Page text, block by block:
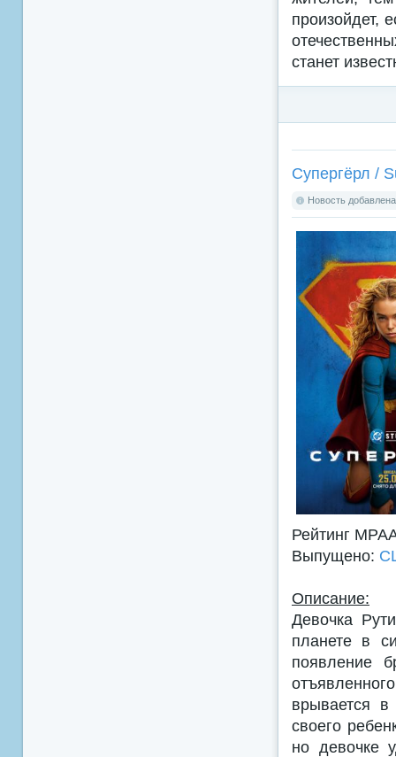
произойдет,
станет
Супергёрл /
Новость
Рейтинг
Выпущено:
Описание:
Девочка
планете в
появление
врывается
своего
но девочке